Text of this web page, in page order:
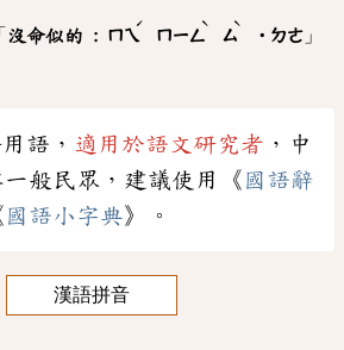
沒命似的 : ㄇㄟ
ˊ
ㄇㄧㄥ
ˋ
ㄙ
ˋ
˙ㄉㄜ」
語， 適用於語文研究者 ，中
般民眾，建議使用《 國語辭
國語小字典》。
漢語拼音